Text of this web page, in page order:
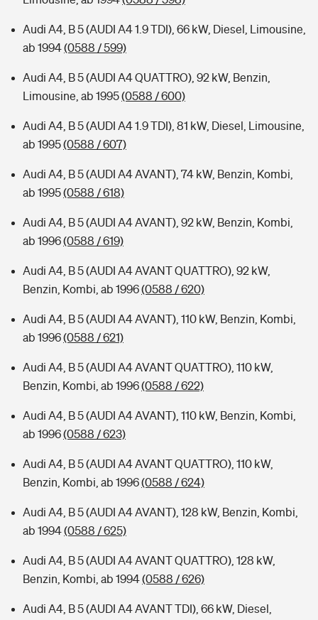
Audi A4, B 5 (AUDI A4 1.9 TDI), 66 kW, Diesel, Limousine,
ab 1994(0588 / 599)
Audi A4, B 5 (AUDI A4 QUATTRO), 92 kW, Benzin,
Limousine, ab 1995(0588 / 600)
Audi A4, B 5 (AUDI A4 1.9 TDI), 81 kW, Diesel, Limousine,
ab 1995(0588 / 607)
Audi A4, B 5 (AUDI A4 AVANT), 74 kW, Benzin, Kombi,
ab 1995(0588 / 618)
Audi A4, B 5 (AUDI A4 AVANT), 92 kW, Benzin, Kombi,
ab 1996(0588 / 619)
Audi A4, B 5 (AUDI A4 AVANT QUATTRO), 92 kW,
Benzin, Kombi, ab 1996(0588 / 620)
Audi A4, B 5 (AUDI A4 AVANT), 110 kW, Benzin, Kombi,
ab 1996(0588 / 621)
Audi A4, B 5 (AUDI A4 AVANT QUATTRO), 110 kW,
Benzin, Kombi, ab 1996(0588 / 622)
Audi A4, B 5 (AUDI A4 AVANT), 110 kW, Benzin, Kombi,
ab 1996(0588 / 623)
Audi A4, B 5 (AUDI A4 AVANT QUATTRO), 110 kW,
Benzin, Kombi, ab 1996(0588 / 624)
Audi A4, B 5 (AUDI A4 AVANT), 128 kW, Benzin, Kombi,
ab 1994(0588 / 625)
Audi A4, B 5 (AUDI A4 AVANT QUATTRO), 128 kW,
Benzin, Kombi, ab 1994(0588 / 626)
Audi A4, B 5 (AUDI A4 AVANT TDI), 66 kW, Diesel,